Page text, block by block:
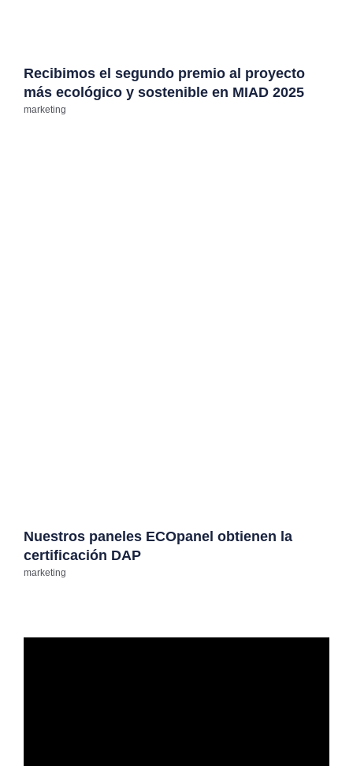
Recibimos el segundo premio al proyecto
más ecológico y sostenible en MIAD 2025
marketing
Nuestros paneles ECOpanel obtienen la
certificación DAP
marketing